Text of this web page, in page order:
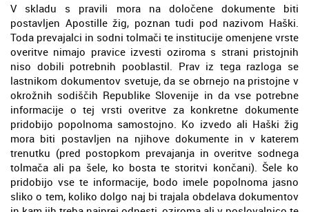
V skladu s pravili mora na določene dokumente biti
postavljen Apostille žig, poznan tudi pod nazivom Haški.
Toda prevajalci in sodni tolmači te institucije omenjene vrste
overitve nimajo pravice izvesti oziroma s strani pristojnih
niso dobili potrebnih pooblastil. Prav iz tega razloga se
lastnikom dokumentov svetuje, da se obrnejo na pristojne v
okrožnih sodiščih Republike Slovenije in da vse potrebne
informacije o tej vrsti overitve za konkretne dokumente
pridobijo popolnoma samostojno. Ko izvedo ali Haški žig
mora biti postavljen na njihove dokumente in v katerem
trenutku (pred postopkom prevajanja in overitve sodnega
tolmača ali pa šele, ko bosta te storitvi končani). Šele ko
pridobijo vse te informacije, bodo imele popolnoma jasno
sliko o tem, koliko dolgo naj bi trajala obdelava dokumentov